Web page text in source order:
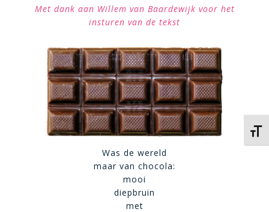
Met dank aan Willem van Baardewijk voor het
insturen van de tekst
Was de wereld
maar van chocola:
mooi
diepbruin
met